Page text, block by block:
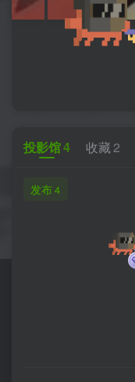
投影馆4 收藏2
发布4